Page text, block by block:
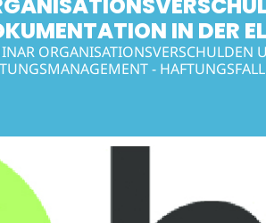
IN DER
ORGANISATIONSVERSCHULDEN
-